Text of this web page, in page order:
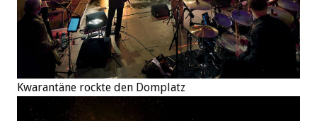
Kwarantäne rockte den Domplatz